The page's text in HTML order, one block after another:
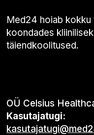
Med24 hoiab
koondades
täiendkoolitused.
OÜ Celsius
Kasutajatugi: